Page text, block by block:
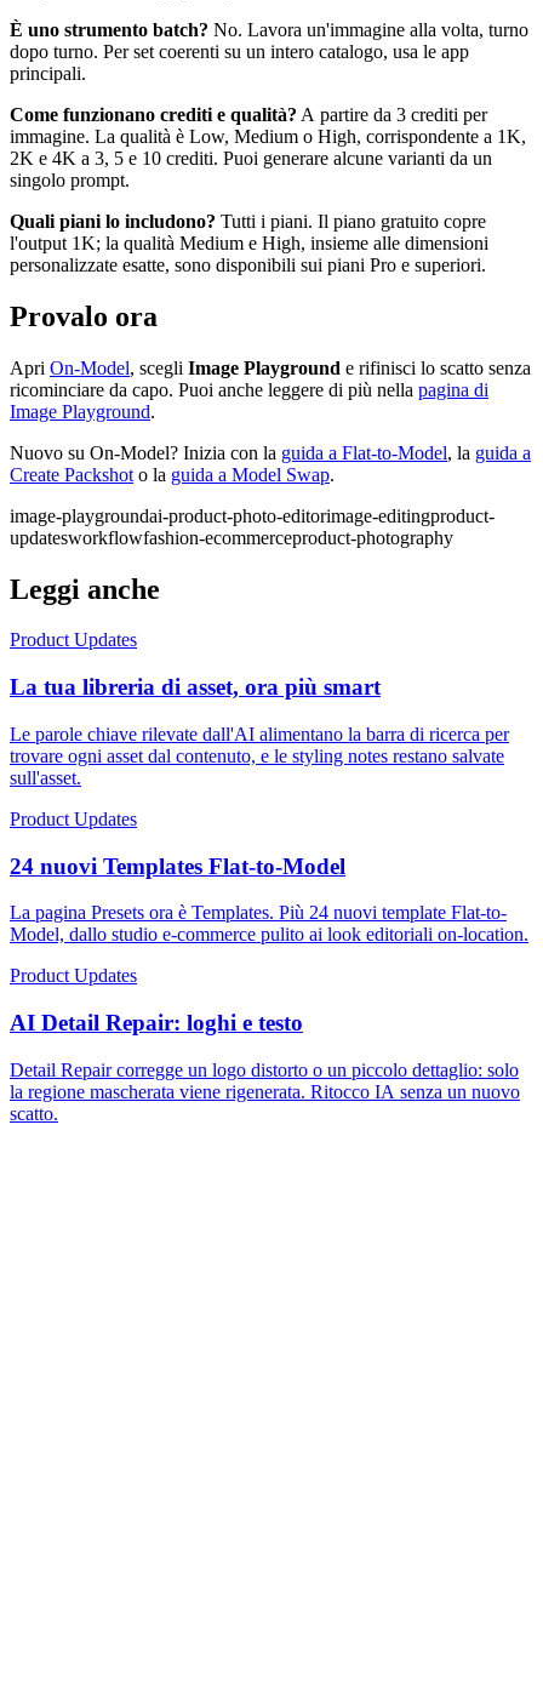
È uno strumento batch? No. Lavora un'immagine alla volta, turno
dopo turno. Per set coerenti su un intero catalogo, usa le app
principali.
Come funzionano crediti e qualità? A partire da 3 crediti per
immagine. La qualità è Low, Medium o High, corrispondente a 1K,
2K e 4K a 3, 5 e 10 crediti. Puoi generare alcune varianti da un
singolo prompt.
Quali piani lo includono? Tutti i piani. Il piano gratuito copre
l'output 1K; la qualità Medium e High, insieme alle dimensioni
personalizzate esatte, sono disponibili sui piani Pro e superiori.
Provalo ora
Apri On-Model, scegli Image Playground e rifinisci lo scatto senza
ricominciare da capo. Puoi anche leggere di più nella pagina di
Image Playground.
Nuovo su On-Model? Inizia con la guida a Flat-to-Model, la guida a
Create Packshot o la guida a Model Swap.
image-playgroundai-product-photo-editorimage-editingproduct-
updatesworkflowfashion-ecommerceproduct-photography
Leggi anche
Product Updates
La tua libreria di asset, ora più smart
Le parole chiave rilevate dall'AI alimentano la barra di ricerca per
trovare ogni asset dal contenuto, e le styling notes restano salvate
sull'asset.
Product Updates
24 nuovi Templates Flat-to-Model
La pagina Presets ora è Templates. Più 24 nuovi template Flat-to-
Model, dallo studio e-commerce pulito ai look editoriali on-location.
Product Updates
AI Detail Repair: loghi e testo
Detail Repair corregge un logo distorto o un piccolo dettaglio: solo
la regione mascherata viene rigenerata. Ritocco IA senza un nuovo
scatto.